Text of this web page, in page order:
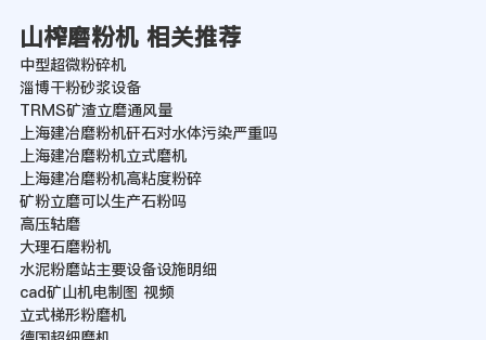
山榨磨粉机 相关推荐
中型超微粉碎机
淄博干粉砂浆设备
TRMS矿渣立磨通风量
上海建冶磨粉机矸石对水体污染严重吗
上海建冶磨粉机立式磨机
上海建冶磨粉机高粘度粉碎
矿粉立磨可以生产石粉吗
高压轱磨
大理石磨粉机
水泥粉磨站主要设备设施明细
cad矿山机电制图 视频
立式梯形粉磨机